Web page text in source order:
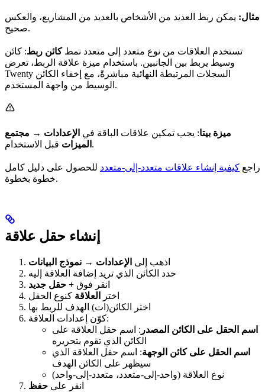
مثال: يمكن ربط العديد من الأشخاص بالعديد من المشاريع، والعكس
صحيح.
تستخدم العلاقات من نوع متعدد إلى متعدد نمطكائن ربط: كائن
وسيط يربط بين الجانبين. باستخدام ميزة علاقة الربط، تعرض
Twenty السجلات المرتبطة النهائية مباشرةً، مع إخفاء الكائن
الوسيط من واجهة المستخدم.
ميزة بيتا: يجب تمكين علاقات الباقة في الإعدادات → مجتمع
الميزات قبل الاستخدام.
راجع كيفية إنشاء علاقات متعدد-إلى-متعدد للحصول على دليل كامل
خطوة بخطوة.
إنشاء حقل علاقة
اذهب إلى الإعدادات → نموذج البيانات
حدد الكائن الذي تريد إضافة العلاقة إليه
انقر فوق + حقل جديد
اختر
العلاقة كنوع الحقل
اختر الكائن(ات) الهدف للربط بها
كوّن إعدادات العلاقة:
اسم الحقل على الكائن المصدر : اسم حقل العلاقة على
الكائن الذي تقوم بتحريره
اسم الحقل على كائن الوجهة: اسم حقل العلاقة الذي
سيظهر على الكائن الهدف
نوع العلاقة (واحد-إلى-متعدد، متعدد-إلى-واحد)
انقر على حفظ